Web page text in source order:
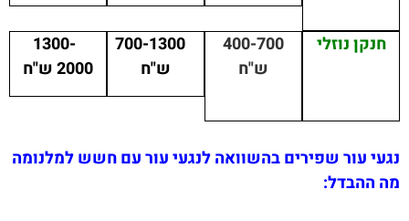
חנקן נוזלי
400-700
ש"ח
700-1300
ש"ח
1300-
2000 ש"ח
נגעי עור שפירים בהשוואה לנגעי עור עם חשש למלנומה
מה ההבדל: